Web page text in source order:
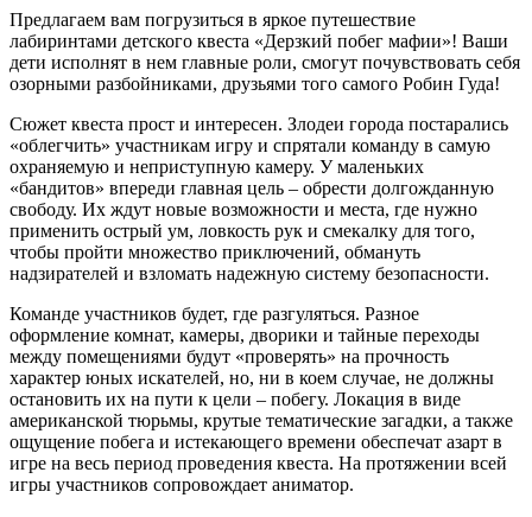
Предлагаем вам погрузиться в яркое путешествие
лабиринтами детского квеста «Дерзкий побег мафии»! Ваши
дети исполнят в нем главные роли, смогут почувствовать себя
озорными разбойниками, друзьями того самого Робин Гуда!
Сюжет квеста прост и интересен. Злодеи города постарались
«облегчить» участникам игру и спрятали команду в самую
охраняемую и неприступную камеру. У маленьких
«бандитов» впереди главная цель – обрести долгожданную
свободу. Их ждут новые возможности и места, где нужно
применить острый ум, ловкость рук и смекалку для того,
чтобы пройти множество приключений, обмануть
надзирателей и взломать надежную систему безопасности.
Команде участников будет, где разгуляться. Разное
оформление комнат, камеры, дворики и тайные переходы
между помещениями будут «проверять» на прочность
характер юных искателей, но, ни в коем случае, не должны
остановить их на пути к цели – побегу. Локация в виде
американской тюрьмы, крутые тематические загадки, а также
ощущение побега и истекающего времени обеспечат азарт в
игре на весь период проведения квеста. На протяжении всей
игры участников сопровождает аниматор.